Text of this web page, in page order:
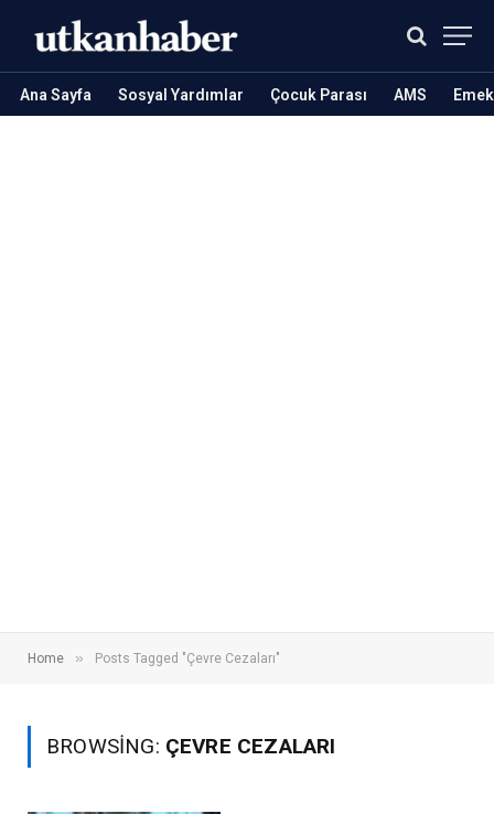
Ana Sayfa Sosyal Yardımlar Çocuk Parası AMS
Home » Posts Tagged "Çevre Cezaları"
BROWSING: ÇEVRE CEZALARI